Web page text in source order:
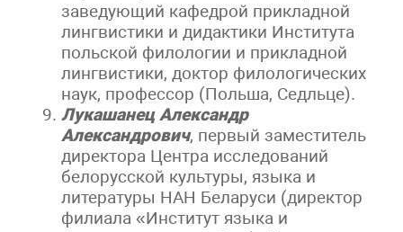
заведующий кафедрой прикладной
лингвистики и дидактики Института
польской филологии и прикладной
лингвистики, доктор филологических
наук, профессор (Польша, Седльце).
Лукашанец Александр
Александрович, первый заместитель
директора Центра исследований
белорусской культуры, языка и
литературы НАН Беларуси (директор
филиала «Институт языка и